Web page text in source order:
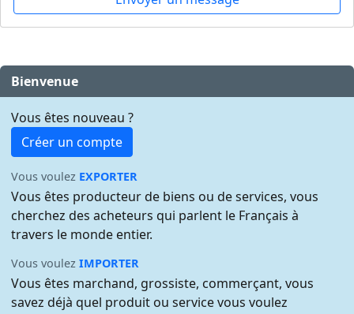
Bienvenue
Vous êtes nouveau ?
Créer un compte
Vous voulez EXPORTER
Vous êtes producteur de biens ou de services, vous
cherchez des acheteurs qui parlent le Français à
travers le monde entier.
Vous voulezIMPORTER
Vous êtes marchand, grossiste, commerçant, vous
savez déjà quel produit ou service vous voulez